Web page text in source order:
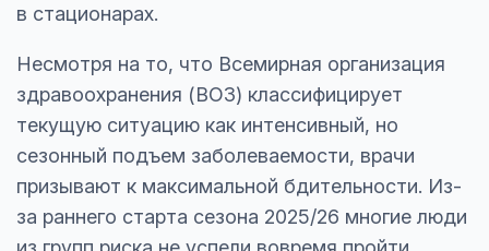
в стационарах.
Несмотря на то, что Всемирная организация
здравоохранения (ВОЗ) классифицирует
текущую ситуацию как интенсивный, но
сезонный подъем заболеваемости, врачи
призывают к максимальной бдительности. Из-
за раннего старта сезона 2025/26 многие люди